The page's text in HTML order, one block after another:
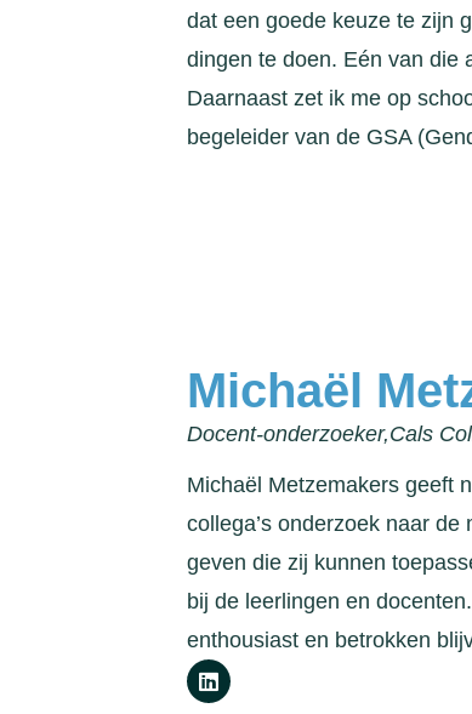
dat een goede keuze te zijn
dingen te doen. Eén van die
Daarnaast zet ik me op
begeleider van de GSA
Michaël
Docent-onderzoeker,Cals
Michaël Metzemakers geeft
collega’s onderzoek naar
geven die zij kunnen
bij de leerlingen en
enthousiast en betrokken